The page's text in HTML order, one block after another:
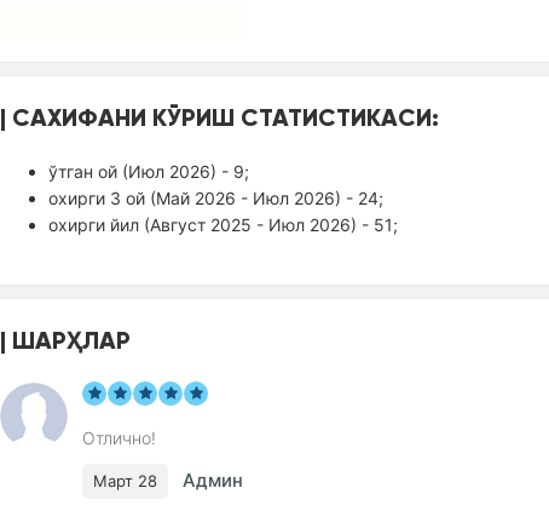
САХИФАНИ КЎРИШ СТАТИСТИКАСИ:
ўтган ой (Июл 2026) - 9;
оxирги 3 ой (Май 2026 - Июл 2026) - 24;
оxирги йил (Август 2025 - Июл 2026) - 51;
ШАРҲЛАР
Отлично!
Март 28 Админ